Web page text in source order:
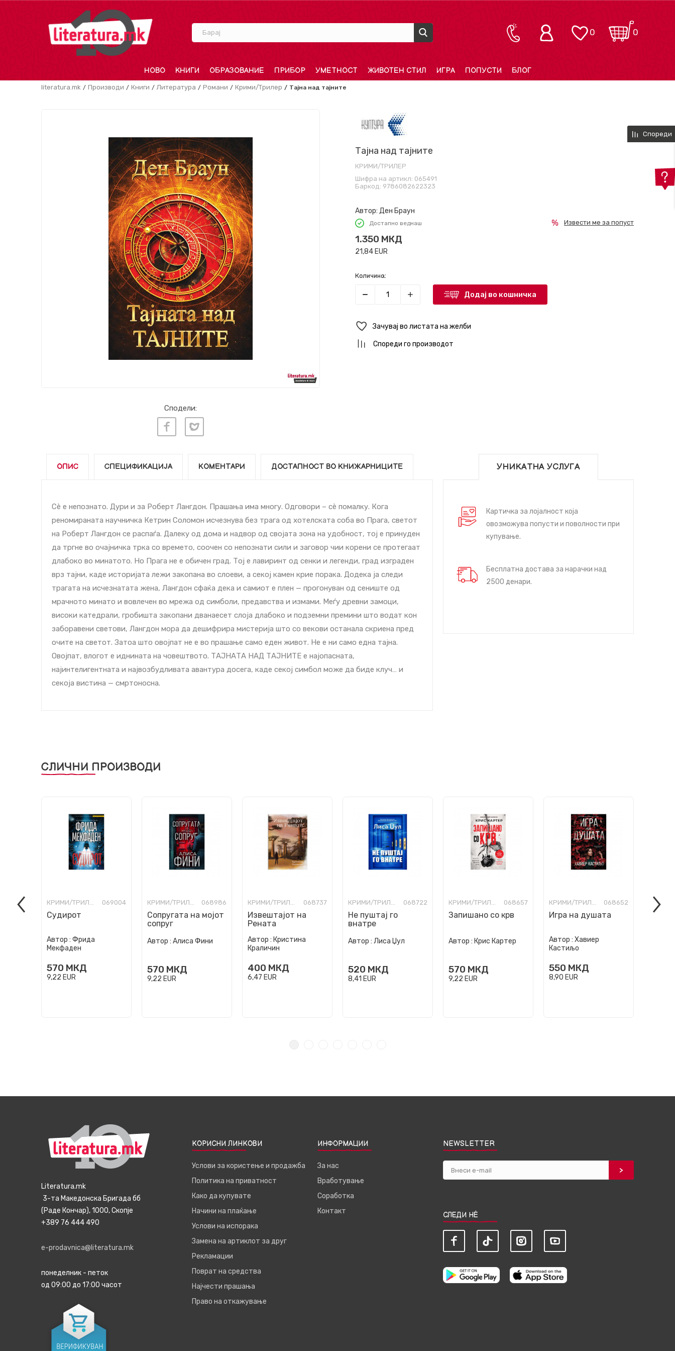
Барај 0
0
НОВО КНИГИ ОБРАЗОВАНИЕ ПРИБОР УМЕТНОСТ ЖИВОТЕН СТИЛ ИГРА ПОПУСТИ БЛОГ
literatura.mk Производи Книги Литература Романи Крими/Трилер Тајна над тајните
Сподели:
Тајна над тајните
КРИМИ/ТРИЛЕР
Шифра на артикл: 065491
Баркод: 9786082622323
Автор: Ден Браун
Достапно веднаш
1.350 МКД
21,84EUR
Извести ме за попуст
Количина:
Додај во кошничка
Зачувај во листата на желби
Спореди го производот
ОПИС СПЕЦИФИКАЦИЈА КОМЕНТАРИ ДОСТАПНОСТ ВО КНИЖАРНИЦИТЕ
Сè е непознато. Дури и за Роберт Лангдон. Прашања има многу. Одговори – сè помалку. Кога
реномираната научничка Кетрин Соломон ис­чез­нува без трага од хотелската соба во Прага, светот
на Роберт Лангдон се распаѓа. Далеку од дома и надвор од својата зона на удобност, тој е принуден
да тргне во очајничка трка со времето, соочен со непознати сили и заговор чии корени се протегаат
длабоко во минатото. Но Прага не е обичен град. Тој е лавиринт од сенки и легенди, град изграден
врз тајни, каде историјата лежи закопана во слоеви, а секој камен крие порака. Додека ја следи
трагата на исчезнатата жена, Лангдон сфаќа дека и самиот е плен — прогонуван од сениште од
мрачното минато и вовлечен во мрежа од симболи, предавства и измами. Меѓу древни замоци,
високи катедрали, гробишта закопани дванаесет слоја длабоко и подземни премини што водат кон
заборавени светови, Лангдон мора да дешифрира мистерија што со векови останала скриена пред
очите на светот. Затоа што овојпат не е во прашање само еден живот. Не е ни само една тајна.
Овојпат, влогот е иднината на човештвото. ТАЈНАТА НАД ТАЈНИТЕ е најопасната,
најинтелигентната и највозбудливата авантура досега, каде секој симбол може да биде клуч… и
секоја вистина — смртоносна.
УНИКАТНА УСЛУГА
Картичка за лојалност која
овозможува попусти и поволности при
купување.
Бесплатна достава за нарачки над
2500 денари.
СЛИЧНИ ПРОИЗВОДИ
КРИМИ/ТРИЛЕР 069004
Судирот
Автор : Фрида
Мекфаден
570 МКД
9,22 EUR
КРИМИ/ТРИЛЕР 068986
Сопругата на мојот
сопруг
Автор : Алиса Фини
570 МКД
9,22 EUR
КРИМИ/ТРИЛЕР 068737
Извештајот на
Рената
Автор : Кристина
Краличин
400 МКД
6,47 EUR
КРИМИ/ТРИЛЕР 068722
Не пуштај го
внатре
Автор : Лиса Џул
520 МКД
8,41 EUR
КРИМИ/ТРИЛЕР 068657
Запишано со крв
Автор : Крис Картер
570 МКД
9,22 EUR
КРИМИ/ТРИЛЕР 068652
Игра на душата
Автор : Хавиер
Кастиљо
550 МКД
8,90 EUR
Спореди
Literatura.mk
3-та Македонска Бригада бб
(Раде Кончар), 1000, Скопје
+389 76 444 490
e-prodavnica@literatura.mk
понеделник - петок
од 09:00 до 17:00 часот
КОРИСНИ ЛИНКОВИ
Услови за користење и продажба
Политика на приватност
Како да купувате
Начини на плаќање
Услови на испорака
Замена на артиклот за друг
Рекламации
Поврат на средства
Најчести прашања
Право на откажување
ИНФОРМАЦИИ
За нас
Вработување
Соработка
Контакт
NEWSLETTER
СЛЕДИ НЀ